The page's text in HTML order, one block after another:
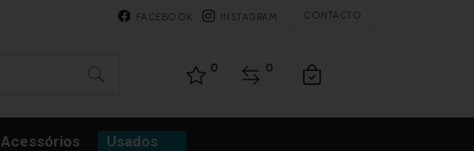
FACEBOOK INSTAGRAM CONTACTO
0 0
Acessórios Usados